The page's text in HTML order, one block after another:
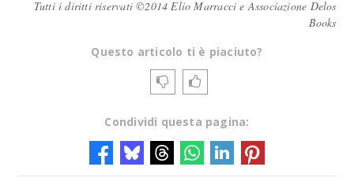
Tutti i diritti riservati ©2014 Elio Marracci e Associazione Delos
Books
Questo articolo ti è piaciuto?
Condividi questa pagina: